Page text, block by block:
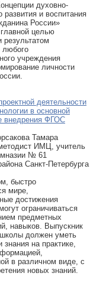
духовно-
развития и воспитания
России»
целью
результатом
любого
учреждения
личности
деятельности
в основной
внедрения ФГОС
Тамара
ИМЦ, учитель
№ 61
Санкт-Петербурга
быстро
мире,
достижения
ограничиваться
предметных
навыков. Выпускник
должен уметь
знания на практике,
в различном виде, с
новых знаний.